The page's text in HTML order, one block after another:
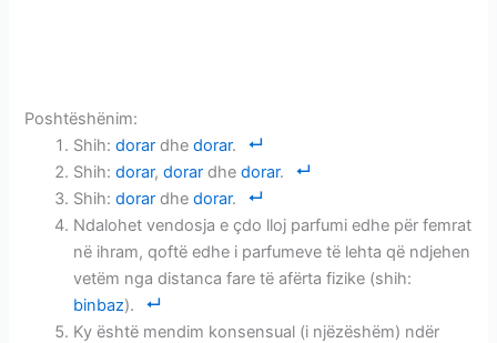
Poshtëshënim:
Shih:dorar dhedorar.
Shih:dorar,dorar dhedorar.
Shih:dorar dhedorar.
Ndalohet vendosja e çdo lloj parfumi edhe për femrat
në ihram, qoftë edhe i parfumeve të lehta që ndjehen
vetëm nga distanca fare të afërta fizike (shih:
binbaz).
Ky është mendim konsensual (i njëzëshëm) ndër